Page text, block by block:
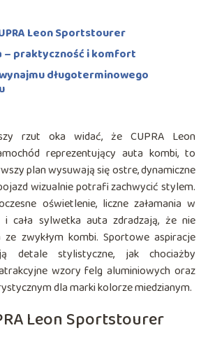
Leon Sportstourer
– praktyczność i komfort
długoterminowego
rzut oka widać, że CUPRA Leon
reprezentujący auta kombi, to
plan wysuwają się ostre, dynamiczne
wizualnie potrafi zachwycić stylem.
oświetlenie, liczne załamania w
i cała sylwetka auta zdradzają, że nie
zwykłym kombi. Sportowe aspiracje
detale stylistyczne, jak chociażby
wzory felg aluminiowych oraz
dla marki kolorze miedzianym.
Leon Sportstourer